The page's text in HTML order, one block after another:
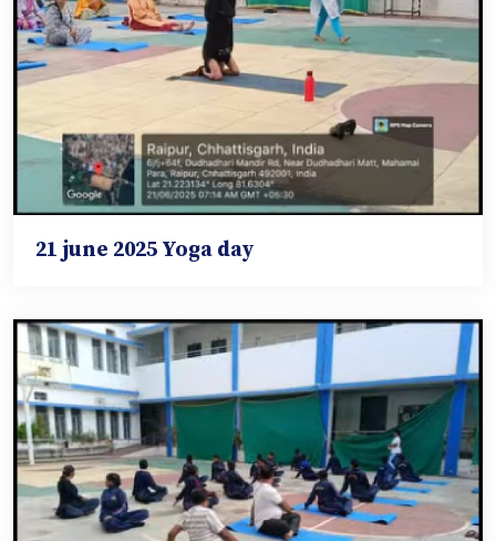
21 june 2025 Yoga day